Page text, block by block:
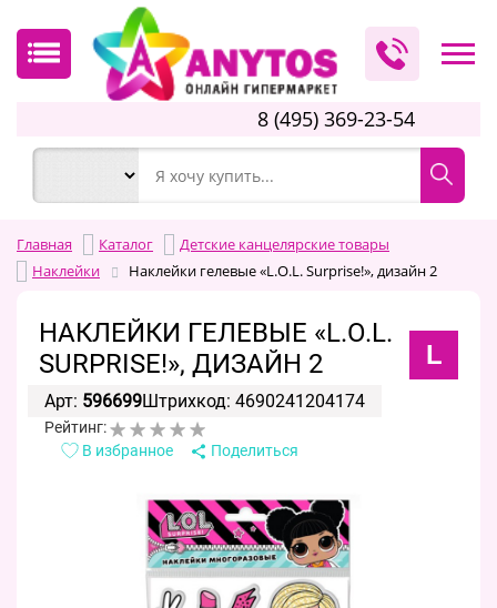
8 (495) 369-23-54
Главная Каталог
Детские канцелярские товары
Наклейки
Наклейки гелевые «L.O.L. Surprise!», дизайн 2
НАКЛЕЙКИ ГЕЛЕВЫЕ «L.O.L.
SURPRISE!», ДИЗАЙН 2
L
Арт: 596699Штрихкод: 4690241204174
Рейтинг:
В избранное
Поделиться